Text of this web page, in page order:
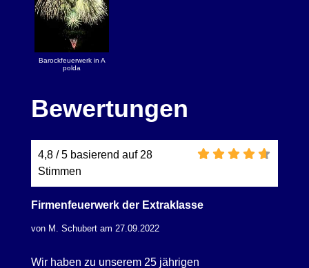
Barockfeuerwerk in A
polda
Bewertungen
4,8 / 5 basierend auf 28
Stimmen
Firmenfeuerwerk der Extraklasse
von M. Schubert am 27.09.2022
Wir haben zu unserem 25 jährigen